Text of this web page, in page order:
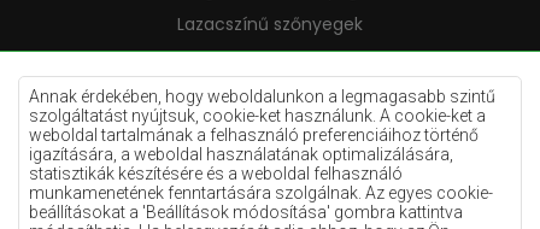
Annak érdekében, hogy weboldalunkon a legmagasabb szintű
szolgáltatást nyújtsuk, cookie-ket használunk. A cookie-ket a
weboldal tartalmának a felhasználó preferenciáihoz történő
igazítására, a weboldal használatának optimalizálására,
statisztikák készítésére és a weboldal felhasználó
munkamenetének fenntartására szolgálnak. Az egyes cookie-
beállításokat a 'Beállítások módosítása' gombra kattintva
Lazacszínű szőnyegek
Krémszínű szőnyegek
Lila szőnyegek
Sárga szőnyegek
Mentaszínű szőnyegek
Világoskék szőnyegek